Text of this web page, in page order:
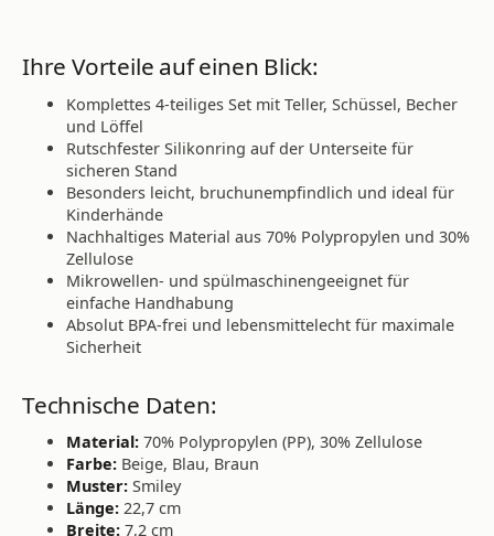
Ihre Vorteile auf einen Blick:
Komplettes 4-teiliges Set mit Teller, Schüssel, Becher
und Löffel
Rutschfester Silikonring auf der Unterseite für
sicheren Stand
Besonders leicht, bruchunempfindlich und ideal für
Kinderhände
Nachhaltiges Material aus 70% Polypropylen und 30%
Zellulose
Mikrowellen- und spülmaschinengeeignet für
einfache Handhabung
Absolut BPA-frei und lebensmittelecht für maximale
Sicherheit
Technische Daten:
Material: 70% Polypropylen (PP), 30% Zellulose
Farbe: Beige, Blau, Braun
Muster: Smiley
Länge: 22,7 cm
Breite: 7,2 cm